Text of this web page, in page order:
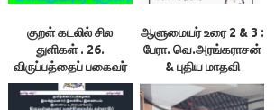
குறள் கடலில் சில
துளிகள் . 26.
விருப்பத்தைப் பகைவர்
அறியப் புலப்படுத்தாதே!
– இலக்குவனார்
ஆளுமையர் உரை 2 & 3 :
பேரா. வெ.அரங்கராசன்
& புதிய மாதவி